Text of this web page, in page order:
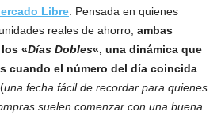
Libre . Pensada en quienes
reales de ahorro, ambas
«Días Dobles«, una dinámica que
cuando el número del día coincida
(una fecha fácil de recordar para quienes
suelen comenzar con una buena